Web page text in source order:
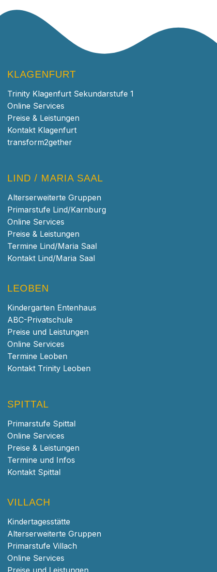
KLAGENFURT
Trinity Klagenfurt Sekundarstufe 1
Online Services
Preise & Leistungen
Kontakt Klagenfurt
transform2gether
LIND / MARIA SAAL
Alterserweiterte Gruppen
Primarstufe Lind/Karnburg
Online Services
Preise & Leistungen
Termine Lind/Maria Saal
Kontakt Lind/Maria Saal
LEOBEN
Kindergarten Entenhaus
ABC-Privatschule
Preise und Leistungen
Online Services
Termine Leoben
Kontakt Trinity Leoben
SPITTAL
Primarstufe Spittal
Online Services
Preise & Leistungen
Termine und Infos
Kontakt Spittal
VILLACH
Kindertagesstätte
Alterserweiterte Gruppen
Primarstufe Villach
Online Services
Preise und Leistungen